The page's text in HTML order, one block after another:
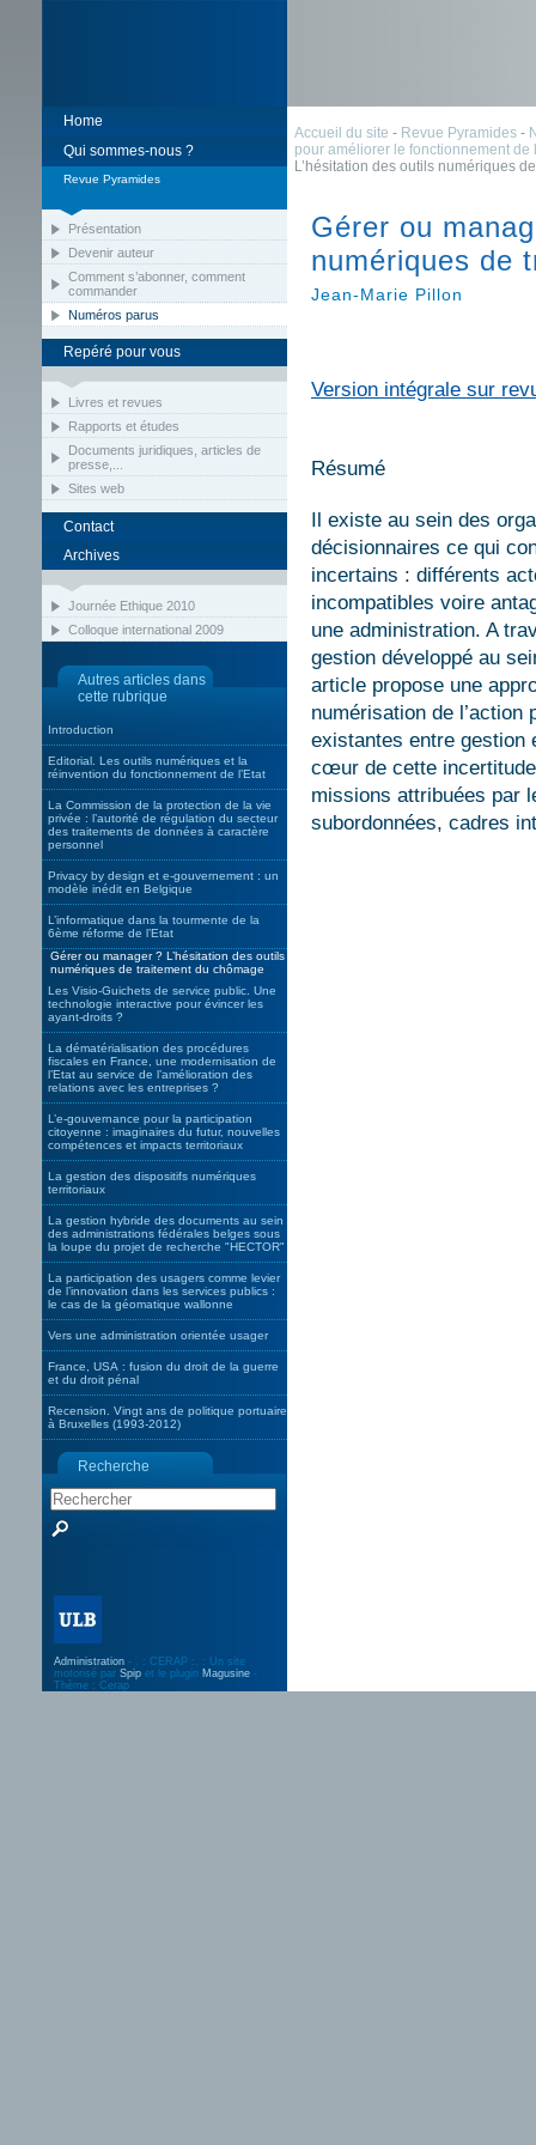
Home
Qui sommes-nous ?
Revue Pyramides
Présentation
Devenir auteur
Comment s’abonner, comment
commander
Numéros parus
Repéré pour vous
Livres et revues
Rapports et études
Documents juridiques, articles de
presse,...
Sites web
Contact
Archives
Journée Ethique 2010
Colloque international 2009
Autres articles dans
cette rubrique
Introduction
Editorial. Les outils numériques et la
réinvention du fonctionnement de l’Etat
La Commission de la protection de la vie
privée : l’autorité de régulation du secteur
des traitements de données à caractère
personnel
Privacy by design et e-gouvernement : un
modèle inédit en Belgique
L’informatique dans la tourmente de la
6ème réforme de l’Etat
Gérer ou manager ? L’hésitation des outils
numériques de traitement du chômage
Les Visio-Guichets de service public. Une
technologie interactive pour évincer les
ayant-droits ?
La dématérialisation des procédures
fiscales en France, une modernisation de
l’Etat au service de l’amélioration des
relations avec les entreprises ?
L’e-gouvernance pour la participation
citoyenne : imaginaires du futur, nouvelles
compétences et impacts territoriaux
La gestion des dispositifs numériques
territoriaux
La gestion hybride des documents au sein
des administrations fédérales belges sous
la loupe du projet de recherche "HECTOR"
La participation des usagers comme levier
de l’innovation dans les services publics :
le cas de la géomatique wallonne
Vers une administration orientée usager
France, USA : fusion du droit de la guerre
et du droit pénal
Recension. Vingt ans de politique portuaire
à Bruxelles (1993-2012)
Recherche
Accueil du site - Revue Pyramides -
pour améliorer le fonctionnement de
L’hésitation des outils numériques
Gérer ou
numériques de
Jean-Marie Pillon
Version intégrale sur
Résumé
Il existe au sein des
décisionnaires ce qui
incertains : différents
incompatibles voire
une administration. A
gestion développé au
article propose une
numérisation de l’action
existantes entre gestion
cœur de cette
missions attribuées par
subordonnées, cadres
Administration - . : CERAP :. : Un site
motorisé par Spip et le plugin Magusine -
Thème : Cerap